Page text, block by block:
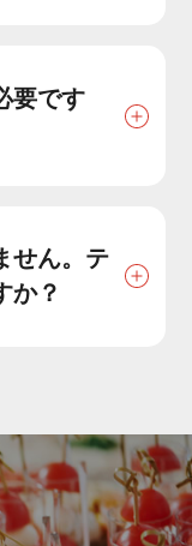
要です
せん。テ
か？